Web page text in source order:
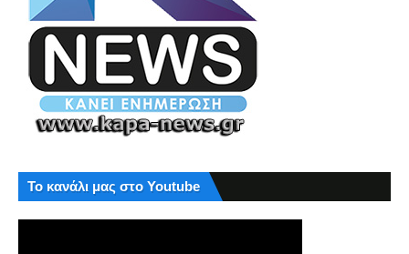
Το κανάλι μας στο Youtube